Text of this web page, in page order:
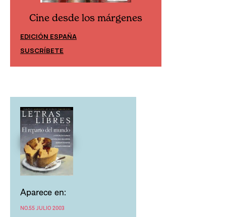
Cine desde los márgenes
EDICIÓN ESPAÑA
SUSCRÍBETE
Aparece en:
NO.55 JULIO 2003